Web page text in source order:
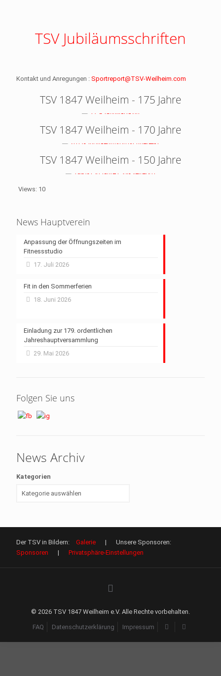
TSV Jubiläumsschriften
Kontakt und Anregungen : Sportreport@TSV-Weilheim.com
TSV 1847 Weilheim - 175 Jahre
TSV 1847 Weilheim - 170 Jahre
TSV 1847 Weilheim - 150 Jahre
Views: 10
News Hauptverein
Anpassung der Öffnungszeiten im
Fitnessstudio
17. Juli 2026
Fit in den Sommerferien
18. Juni 2026
Einladung zur 179. ordentlichen
Jahreshauptversammlung
29. Mai 2026
Folgen Sie uns
News Archiv
Kategorien
Der TSV in Bildern: Galerie | Unsere Sponsoren:
Sponsoren | Privatsphäre-Einstellungen
© 2026 TSV 1847 Weilheim e.V. Alle Rechte vorbehalten.
FAQ Datenschutzerklärung Impressum